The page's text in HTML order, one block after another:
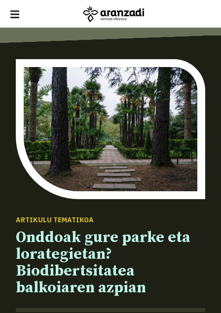
ARTIKULU TEMATIKOA
Onddoak gure parke eta
lorategietan?
Biodibertsitatea
balkoiaren azpian